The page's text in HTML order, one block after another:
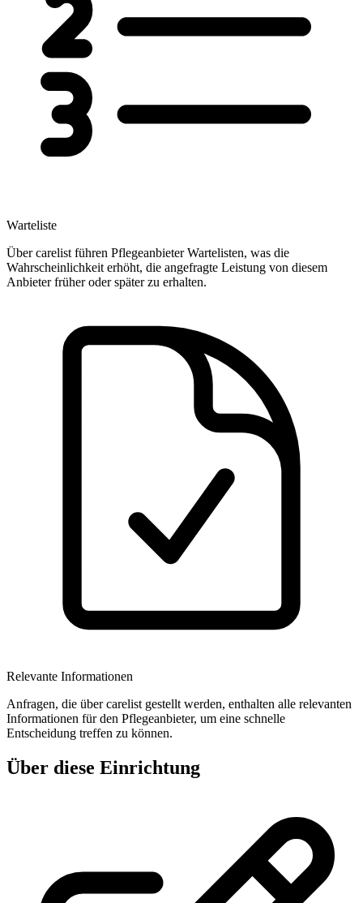
Warteliste
Über carelist führen Pflegeanbieter Wartelisten, was die
Wahrscheinlichkeit erhöht, die angefragte Leistung von diesem
Anbieter früher oder später zu erhalten.
Relevante Informationen
Anfragen, die über carelist gestellt werden, enthalten alle relevanten
Informationen für den Pflegeanbieter, um eine schnelle
Entscheidung treffen zu können.
Über diese Einrichtung